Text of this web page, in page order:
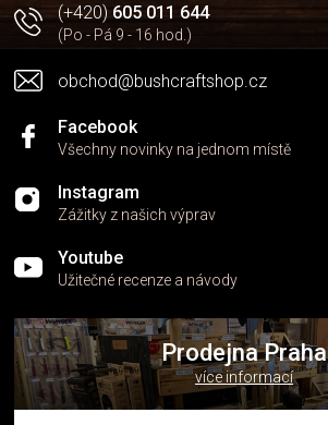
(+420)605 011 644
(Po - Pá 9 - 16 hod.)
obchod@bushcraftshop.cz
Facebook
Všechny novinky na jednom místě
Instagram
Zážitky z našich výprav
Youtube
Užitečné recenze a návody
Prodejna Praha
více informací